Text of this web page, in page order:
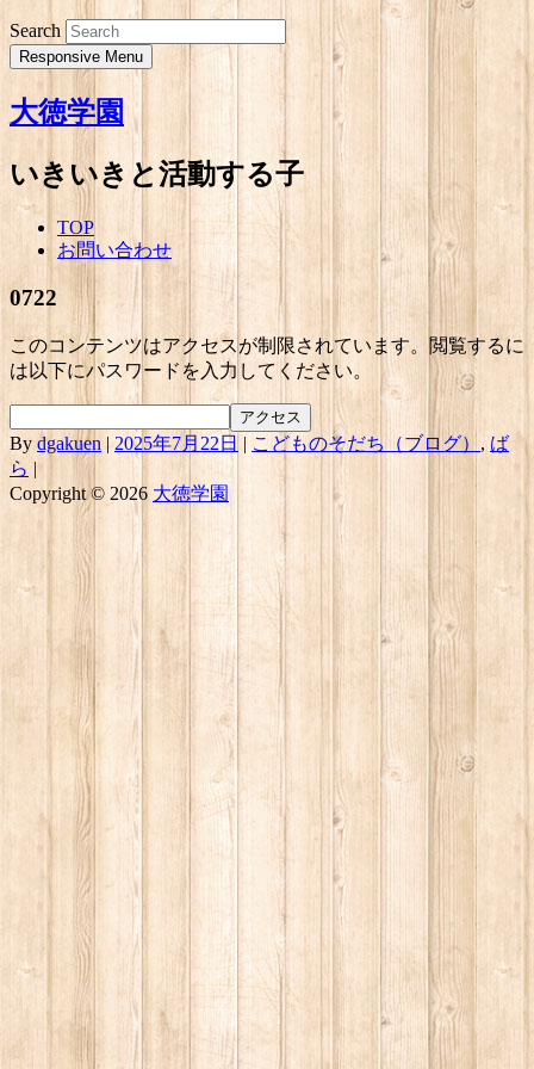
Search
Responsive Menu
大徳学園
いきいきと活動する子
TOP
お問い合わせ
0722
このコンテンツはアクセスが制限されています。閲覧するに
は以下にパスワードを入力してください。
By dgakuen |2025年7月22日 | こどものそだち（ブログ） , ば
ら |
Copyright © 2026 大徳学園